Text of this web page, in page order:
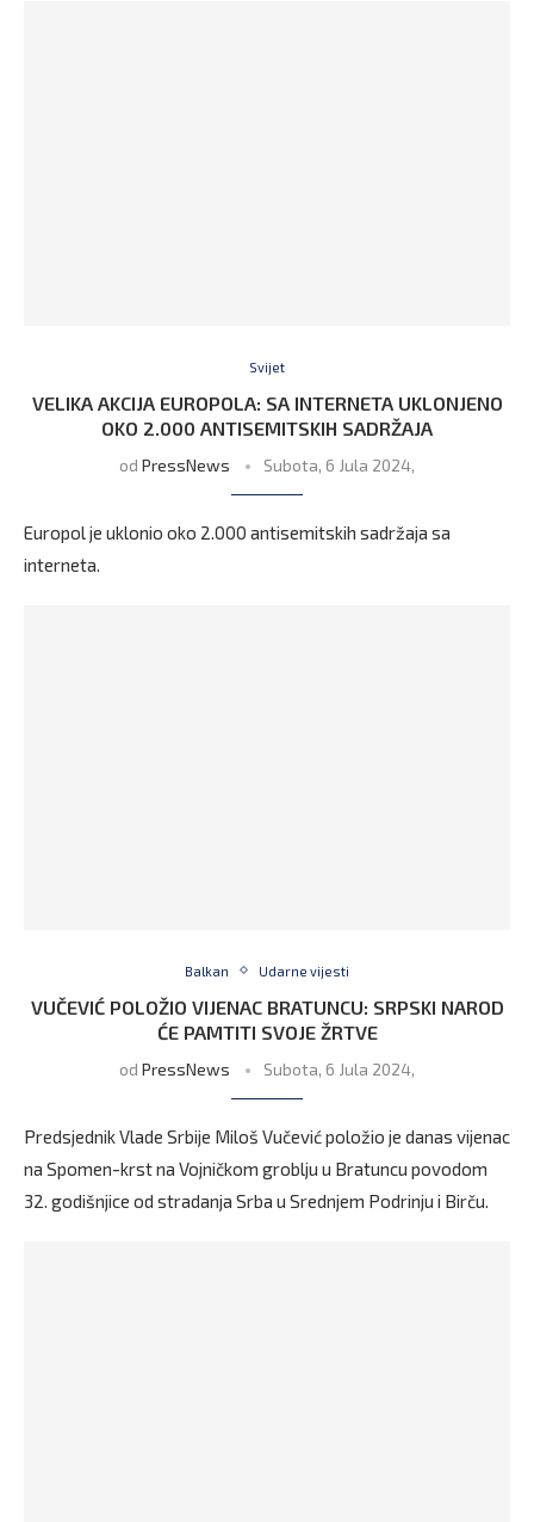
Svijet
VELIKA AKCIJA EUROPOLA: SA INTERNETA UKLONJENO
OKO 2.000 ANTISEMITSKIH SADRŽAJA
od PressNews Subota, 6 Jula 2024,
Europol je uklonio oko 2.000 antisemitskih sadržaja sa
interneta.
Balkan Udarne vijesti
VUČEVIĆ POLOŽIO VIJENAC BRATUNCU: SRPSKI NAROD
ĆE PAMTITI SVOJE ŽRTVE
od PressNews Subota, 6 Jula 2024,
Predsjednik Vlade Srbije Miloš Vučević položio je danas vijenac
na Spomen-krst na Vojničkom groblju u Bratuncu povodom
32. godišnjice od stradanja Srba u Srednjem Podrinju i Birču.